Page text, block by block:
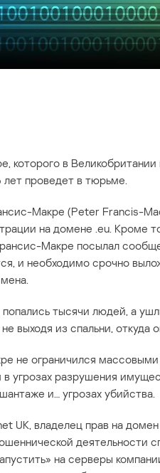
которого в
проведет в тюрьме.
Макре (Peter Francis-
на домене .eu. Кроме
Макре посылал
и необходимо срочно
тысячи людей, а
выходя из спальни, откуда
не ограничился
угрозах разрушения
и… угрозах убийства.
UK, владелец прав на
деятельности
на серверы